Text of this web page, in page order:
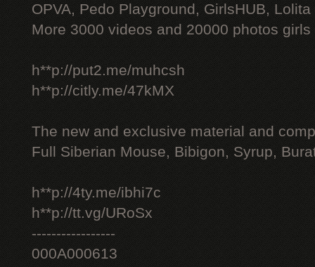
OPVA, Pedo Playground, GirlsHUB, Lolita
More 3000 videos and 20000 photos
h**p://put2.me/muhcsh
h**p://citly.me/47kMX
The new and exclusive material and
Full Siberian Mouse, Bibigon, Syrup,
h**p://4ty.me/ibhi7c
h**p://tt.vg/URoSx
-----------------
000A000613